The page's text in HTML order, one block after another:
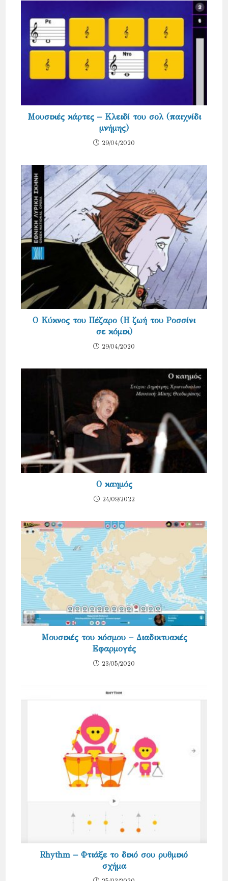
Μουσικές κάρτες – Κλειδί του σολ (παιχνίδι
μνήμης)
29/04/2020
Ο Κύκνος του Πέζαρο (Η ζωή του Ροσσίνι
σε κόμικ)
29/04/2020
Ο καημός
24/09/2022
Μουσικές του κόσμου – Διαδικτυακές
Εφαρμογές
23/05/2020
Rhythm – Φτιάξε το δικό σου ρυθμικό
σχήμα